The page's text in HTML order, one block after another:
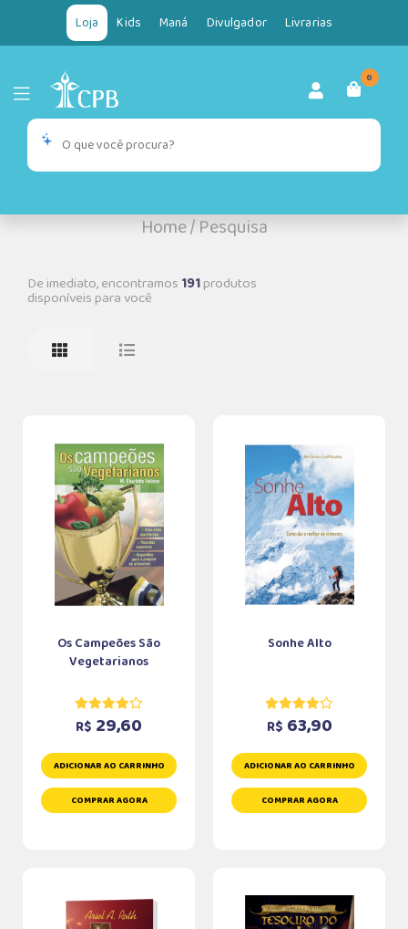
Loja Kids Maná Divulgador Livrarias
0
Home/Pesquisa
De imediato, encontramos 191produtos
disponíveis para você
Os Campeões São
Vegetarianos
R$ 29,60
ADICIONAR AO CARRINHO
COMPRAR AGORA
Sonhe Alto
R$ 63,90
ADICIONAR AO CARRINHO
COMPRAR AGORA